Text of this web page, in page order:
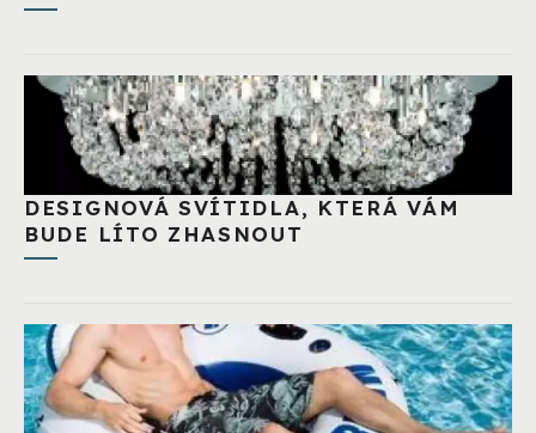
DESIGNOVÁ SVÍTIDLA, KTERÁ VÁM
BUDE LÍTO ZHASNOUT